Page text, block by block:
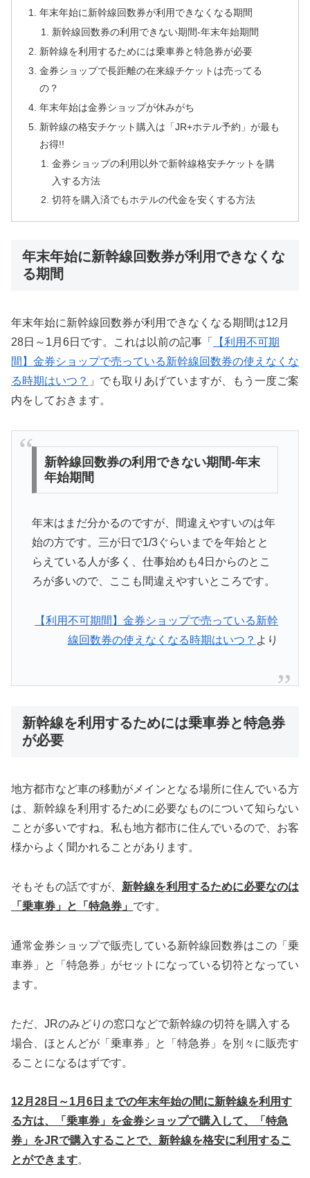
年末年始に新幹線回数券が利用できなくなる期間
新幹線回数券の利用できない期間-年末年始期間
新幹線を利用するためには乗車券と特急券が必要
金券ショップで長距離の在来線チケットは売ってる
の？
年末年始は金券ショップが休みがち
新幹線の格安チケット購入は「JR+ホテル予約」が最も
お得!!
金券ショップの利用以外で新幹線格安チケットを購
入する方法
切符を購入済でもホテルの代金を安くする方法
年末年始に新幹線回数券が利用できなくな
る期間
年末年始に新幹線回数券が利用できなくなる期間は12月
28日～1月6日です。これは以前の記事「
【利用不可期
間】金券ショップで売っている新幹線回数券の使えなくな
る時期はいつ？ 」でも取りあげていますが、もう一度ご案
内をしておきます。
新幹線回数券の利用できない期間-年末
年始期間
年末はまだ分かるのですが、間違えやすいのは年
始の方です。三が日で1/3ぐらいまでを年始とと
らえている人が多く、仕事始めも4日からのとこ
ろが多いので、ここも間違えやすいところです。
【利用不可期間】金券ショップで売っている新幹
線回数券の使えなくなる時期はいつ？ より
新幹線を利用するためには乗車券と特急券
が必要
地方都市など車の移動がメインとなる場所に住んでいる方
は、新幹線を利用するために必要なものについて知らない
ことが多いですね。私も地方都市に住んでいるので、お客
様からよく聞かれることがあります。
そもそもの話ですが、 新幹線を利用するために必要なのは
「乗車券」と「特急券」 です。
通常金券ショップで販売している新幹線回数券はこの「乗
車券」と「特急券」がセットになっている切符となってい
ます。
ただ、JRのみどりの窓口などで新幹線の切符を購入する
場合、ほとんどが「乗車券」と「特急券」を別々に販売す
ることになるはずです。
12月28日～1月6日までの年末年始の間に新幹線を利用す
る方は、「乗車券」を金券ショップで購入して、「特急
券」をJRで購入することで、新幹線を格安に利用するこ
とができます。